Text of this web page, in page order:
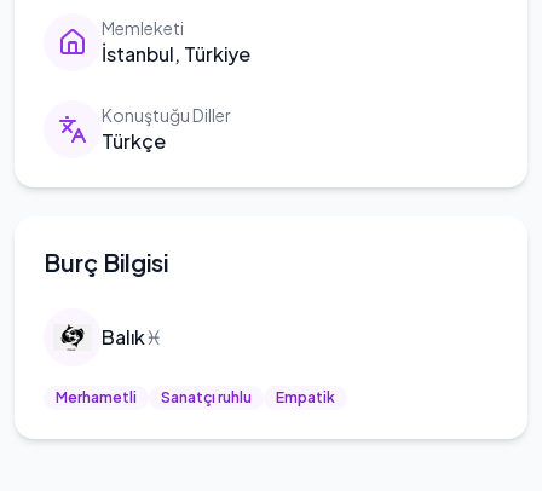
Memleketi
İstanbul, Türkiye
Konuştuğu Diller
Türkçe
Burç Bilgisi
Balık♓
Merhametli Sanatçı ruhlu Empatik